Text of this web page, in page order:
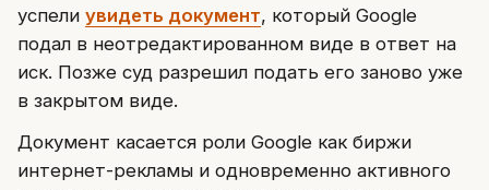
успели увидеть документ, который Google
подал в неотредактированном виде в ответ на
иск. Позже суд разрешил подать его заново уже
в закрытом виде.
Документ касается роли Google как биржи
интернет-рекламы и одновременно активного